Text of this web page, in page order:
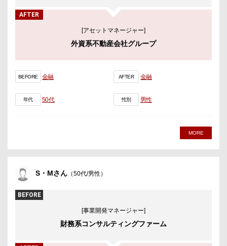
AFTER
[アセットマネージャー]
外資系不動産会社グループ
BEFORE 金融 AFTER 金融
年代 50代 性別 男性
MORE
S・Mさん （50代/男性）
BEFORE
[事業開発マネージャー]
財務系コンサルティングファーム